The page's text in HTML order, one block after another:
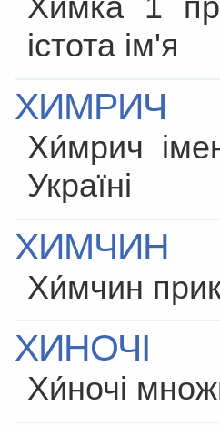
істота ім'я
ХИМРИЧ
Хи́мрич
Україні
ХИМЧИН
Хи́мчин
ХИНОЧІ
Хи́ночі